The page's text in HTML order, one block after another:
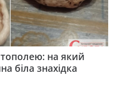
на який
біла знахідка